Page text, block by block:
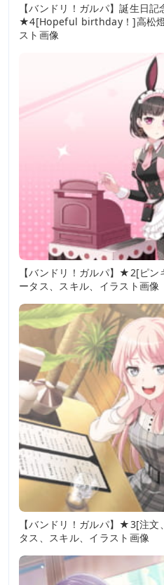
【バンドリ！ガルパ】誕生日
★4[Hopeful birthday！]高松燈
スト画像
【バンドリ！ガルパ】★2[ピ
ータス、スキル、イラスト画像
【バンドリ！ガルパ】★3[注
タス、スキル、イラスト画像